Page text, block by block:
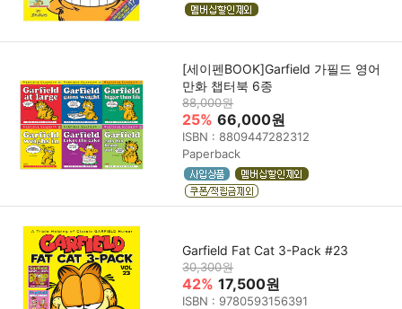
[세이펜BOOK]Garfield 가필드 영어
만화 챕터북 6종
88,000원
25% 66,000원
ISBN : 8809447282312
Paperback
Garfield Fat Cat 3-Pack #23
30,300원
42% 17,500원
ISBN : 9780593156391